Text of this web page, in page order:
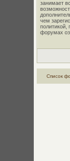
занимает
чем
политикой,
форумах
Список